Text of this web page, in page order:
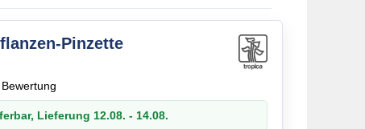
Pinzette
Bewertung
Lieferung 12.08. - 14.08.